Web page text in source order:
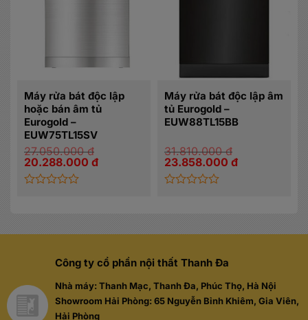
Máy rửa bát độc lập
hoặc bán âm tủ
Eurogold –
EUW75TL15SV
27.050.000đ
Giá
gốc
là:
27.050.000 đ.
20.288.000 đGiá
Máy rửa bát độc lập âm
tủ Eurogold –
EUW88TL15BB
31.810.000đ
Giá
gốc
là:
31.810.000 đ.
23.858.000 đGiá
Công ty cổ phần nội thất Thanh Đa
Nhà máy: Thanh Mạc, Thanh Đa, Phúc Thọ, Hà Nội
Showroom Hải Phòng: 65 Nguyễn Bỉnh Khiêm, Gia Viên,
Hải Phòng